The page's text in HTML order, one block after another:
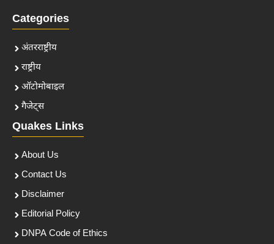
Categories
अंतरराष्ट्रीय
राष्ट्रीय
ऑटोमोबाइल
गैजेट्स
Quakes Links
About Us
Contact Us
Disclaimer
Editorial Policy
DNPA Code of Ethics